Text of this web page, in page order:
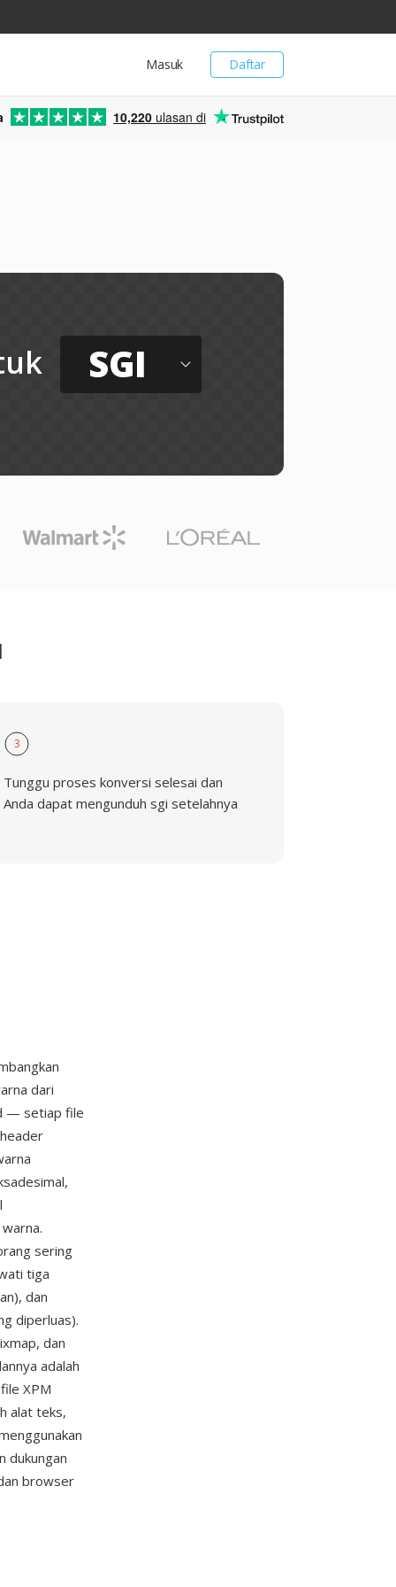
Daftar
Masuk
10,220 ulasan di
SGI
3
Tunggu proses konversi selesai dan
Anda dapat mengunduh sgi setelahnya
dari
— setiap file
sering
tiga
dan
diperluas).
dan
adalah
XPM
alat teks,
dukungan
browser